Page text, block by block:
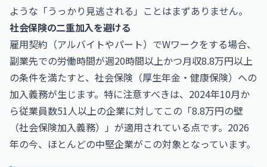
ような「うっかり見逃される」ことはまずありません。
社会保険の二重加入を避ける
雇用契約（アルバイトやパート）でWワークをする場合、
副業先での労働時間が週20時間以上かつ月収8.8万円以上
の条件を満たすと、社会保険（厚生年金・健康保険）への
加入義務が生じます。特に注意すべきは、2024年10月か
ら従業員数51人以上の企業に対してこの「8.8万円の壁
（社会保険加入義務）」が適用されている点です。2026
年の今、ほとんどの中堅企業がこの対象となっています。